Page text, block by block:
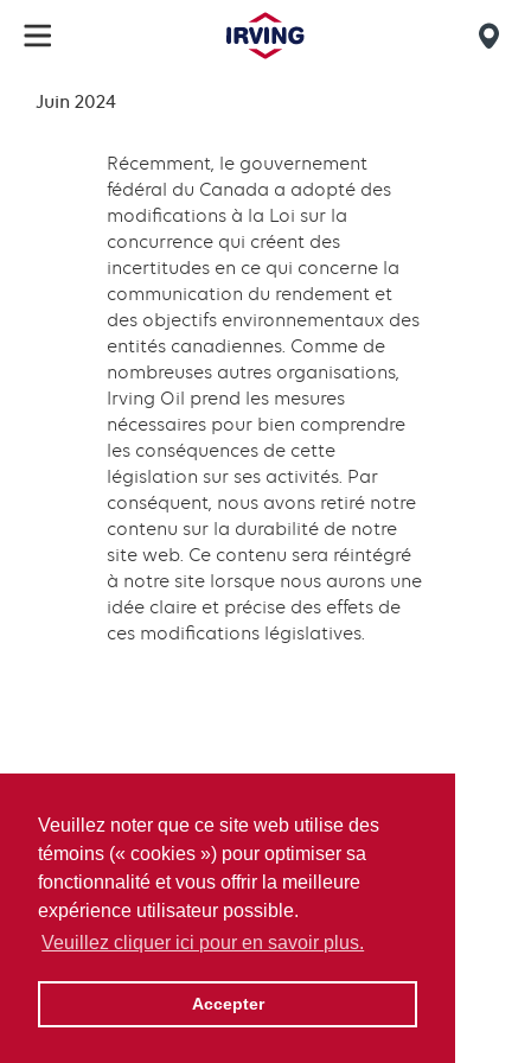
Veuillez noter que ce site web utilise des
témoins (« cookies ») pour optimiser sa
fonctionnalité et vous offrir la meilleure
expérience utilisateur possible.
Veuillez cliquer ici pour en savoir plus.
Accepter
Sustainability
Juin 2024
Récemment, le gouvernement
fédéral du Canada a adopté des
modifications à la Loi sur la
concurrence qui créent des
incertitudes en ce qui concerne la
communication du rendement et
des objectifs environnementaux des
entités canadiennes. Comme de
nombreuses autres organisations,
Irving Oil prend les mesures
nécessaires pour bien comprendre
les conséquences de cette
législation sur ses activités. Par
conséquent, nous avons retiré notre
contenu sur la durabilité de notre
site web. Ce contenu sera réintégré
à notre site lorsque nous aurons une
idée claire et précise des effets de
ces modifications législatives.